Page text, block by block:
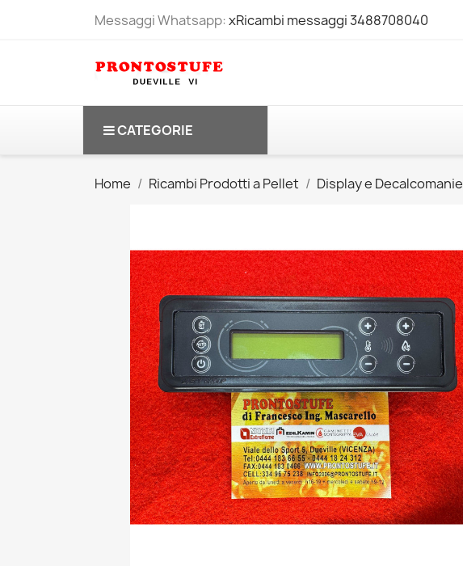
Messaggi Whatsapp:xRicambi messaggi 3488708040
CATEGORIE
Home Ricambi Prodotti a Pellet Display e Decalcomanie